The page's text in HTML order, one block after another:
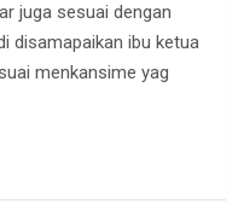
juga sesuai dengan
disamapaikan ibu ketua
menkansime yag